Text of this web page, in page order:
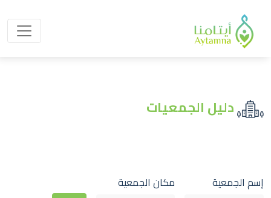
دليل الجمعيات
إسم الجمعية
مكان الجمعية